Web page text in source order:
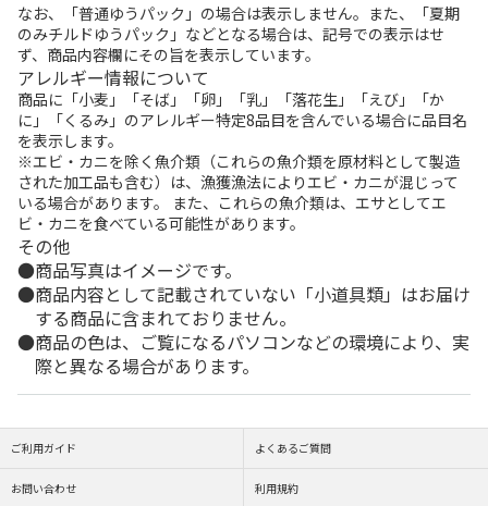
なお、「普通ゆうパック」の場合は表示しません。また、「夏期
のみチルドゆうパック」などとなる場合は、記号での表示はせ
ず、商品内容欄にその旨を表示しています。
アレルギー情報について
商品に「小麦」「そば」「卵」「乳」「落花生」「えび」「か
に」「くるみ」のアレルギー特定8品目を含んでいる場合に品目名
を表示します。
※エビ・カニを除く魚介類（これらの魚介類を原材料として製造
された加工品も含む）は、漁獲漁法によりエビ・カニが混じって
いる場合があります。 また、これらの魚介類は、エサとしてエ
ビ・カニを食べている可能性があります。
その他
商品写真はイメージです。
商品内容として記載されていない「小道具類」はお届け
する商品に含まれておりません。
商品の色は、ご覧になるパソコンなどの環境により、実
際と異なる場合があります。
ご利用ガイド よくあるご質問
お問い合わせ 利用規約